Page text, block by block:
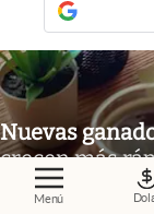
Menú
Nuevas
crecen más
tradicionales